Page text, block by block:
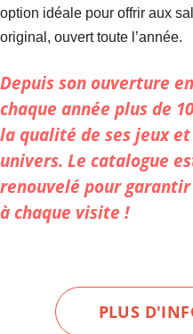
option idéale pour offrir aux
original, ouvert toute l’année.
Depuis son ouverture
chaque année plus de
la qualité de ses jeux
univers. Le catalogue
renouvelé pour
à chaque visite !
PLUS